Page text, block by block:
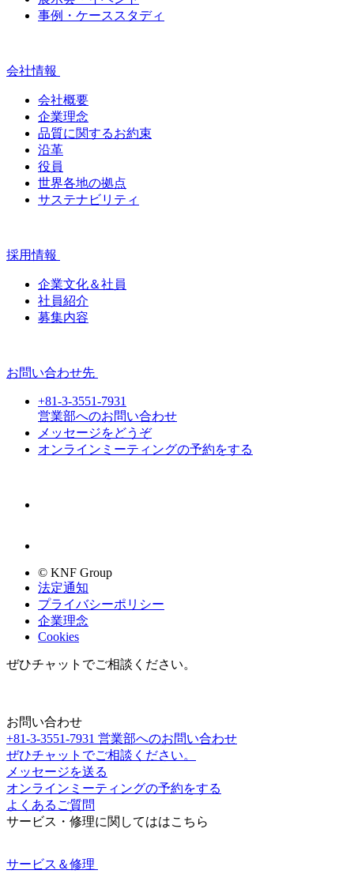
事例・ケーススタディ
会社情報
会社概要
企業理念
品質に関するお約束
沿革
役員
世界各地の拠点
サステナビリティ
採用情報
企業文化＆社員
社員紹介
募集内容
お問い合わせ先
+81-3-3551-7931
営業部へのお問い合わせ
メッセージをどうぞ
オンラインミーティングの予約をする
© KNF Group
法定通知
プライバシーポリシー
企業理念
Cookies
ぜひチャットでご相談ください。
お問い合わせ
+81-3-3551-7931 営業部へのお問い合わせ
ぜひチャットでご相談ください。
メッセージを送る
オンラインミーティングの予約をする
よくあるご質問
サービス・修理に関してははこちら
サービス＆修理